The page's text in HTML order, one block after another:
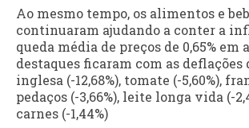
Ao mesmo tempo, os alimentos e
continuaram ajudando a conter a
queda média de preços de 0,65% em
destaques ficaram com as deflações
inglesa (-12,68%), tomate (-5,60%),
pedaços (-3,66%), leite longa vida (-
carnes (-1,44%)